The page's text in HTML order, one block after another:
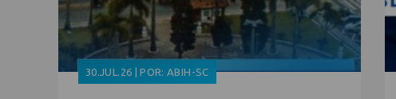
30.JUL.26 | POR: ABIH-SC